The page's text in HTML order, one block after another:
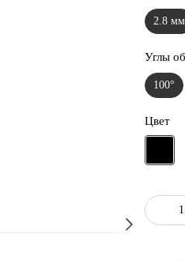
2.8 мм
Углы
100°
Цвет